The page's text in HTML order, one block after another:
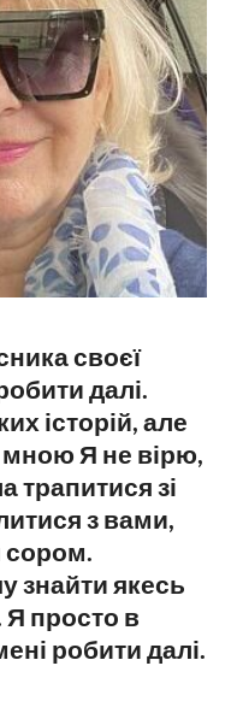
своєї
далі.
історій, але
мною Я не вірю,
трапитися зі
з вами,
сором.
знайти якесь
Я просто в
робити далі.